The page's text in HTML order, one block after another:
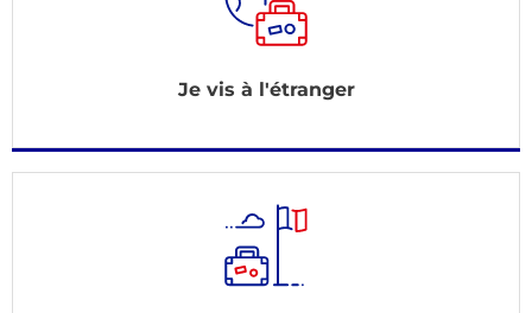
Je vis à l'étranger